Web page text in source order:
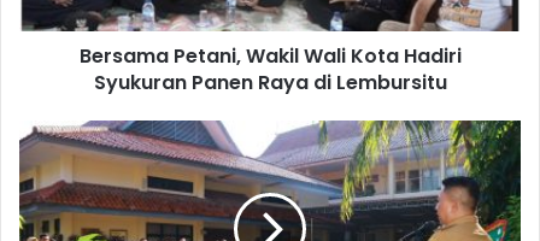
Bersama Petani, Wakil Wali Kota Hadiri
Syukuran Panen Raya di Lembursitu